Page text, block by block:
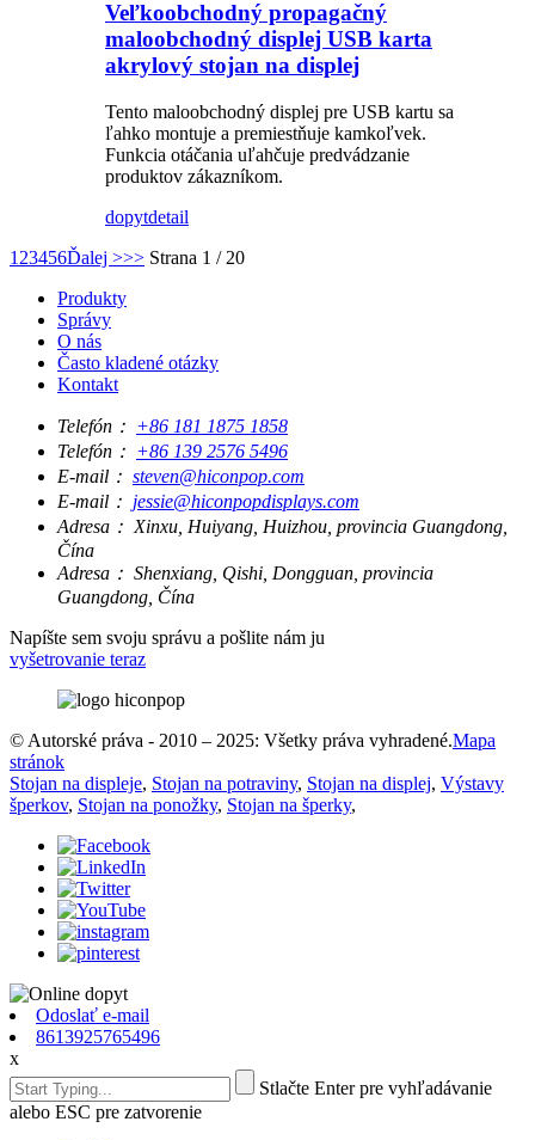
Veľkoobchodný propagačný
maloobchodný displej USB karta
akrylový stojan na displej
Tento maloobchodný displej pre USB kartu sa
ľahko montuje a premiestňuje kamkoľvek.
Funkcia otáčania uľahčuje predvádzanie
produktov zákazníkom.
dopytdetail
1 23456Ďalej >>> Strana 1 / 20
Produkty
Správy
O nás
Často kladené otázky
Kontakt
Telefón： +86 181 1875 1858
Telefón： +86 139 2576 5496
E-mail： steven@hiconpop.com
E-mail： jessie@hiconpopdisplays.com
Adresa： Xinxu, Huiyang, Huizhou, provincia Guangdong,
Čína
Adresa： Shenxiang, Qishi, Dongguan, provincia
Guangdong, Čína
Napíšte sem svoju správu a pošlite nám ju
vyšetrovanie teraz
© Autorské práva - 2010 – 2025: Všetky práva vyhradené.Mapa
stránok
Stojan na displeje, Stojan na potraviny, Stojan na displej, Výstavy
šperkov, Stojan na ponožky, Stojan na šperky,
Odoslať e-mail
8613925765496
x
Stlačte Enter pre vyhľadávanie
alebo ESC pre zatvorenie